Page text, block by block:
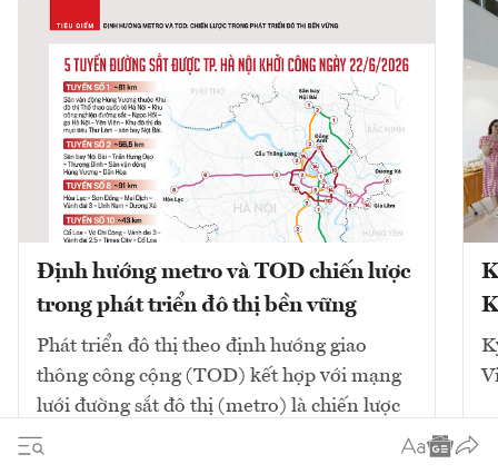
Định hướng metro và TOD chiến lược
trong phát triển đô thị bền vững
Phát triển đô thị theo định hướng giao
thông công cộng (TOD) kết hợp với mạng
lưới đường sắt đô thị (metro) là chiến lược
cốt lõi để giải quyết ùn tắc và tái cấu trúc